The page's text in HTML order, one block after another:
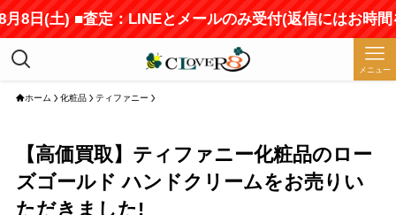
(土) ■査定：LINEとメールのみ受付(返信にはお時間をい
メニュー
ホーム 化粧品 ティファニー
【高価買取】ティファニー化粧品のロー
ズゴールド ハンドクリームをお売りい
ただきました!